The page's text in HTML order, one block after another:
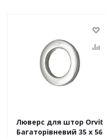
Люверс для штор Orvit
Багаторівневий 35 х 56